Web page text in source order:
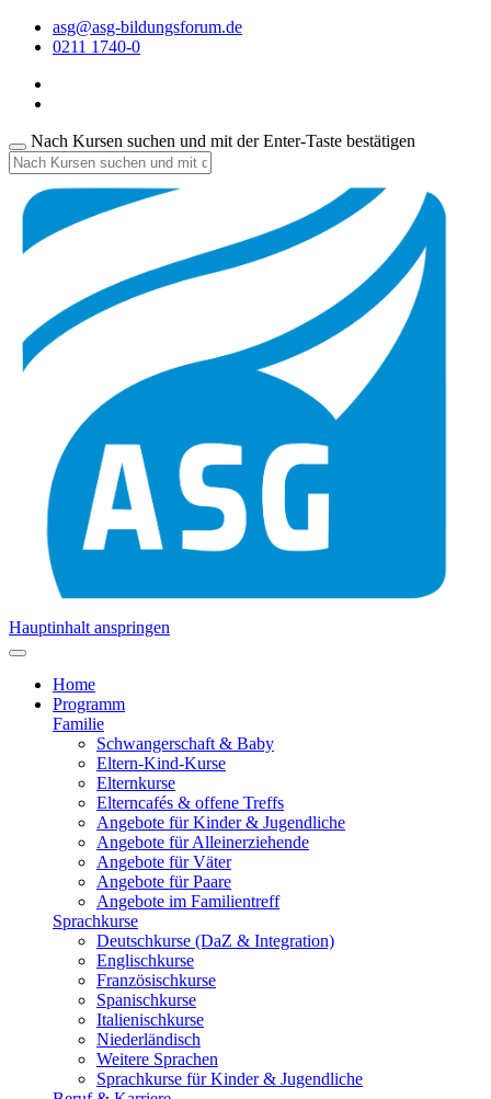
asg@asg-bildungsforum.de
0211 1740-0
Nach Kursen suchen und mit der Enter-Taste bestätigen
Hauptinhalt anspringen
Home
Programm
Familie
Schwangerschaft & Baby
Eltern-Kind-Kurse
Elternkurse
Elterncafés & offene Treffs
Angebote für Kinder & Jugendliche
Angebote für Alleinerziehende
Angebote für Väter
Angebote für Paare
Angebote im Familientreff
Sprachkurse
Deutschkurse (DaZ & Integration)
Englischkurse
Französischkurse
Spanischkurse
Italienischkurse
Niederländisch
Weitere Sprachen
Sprachkurse für Kinder & Jugendliche